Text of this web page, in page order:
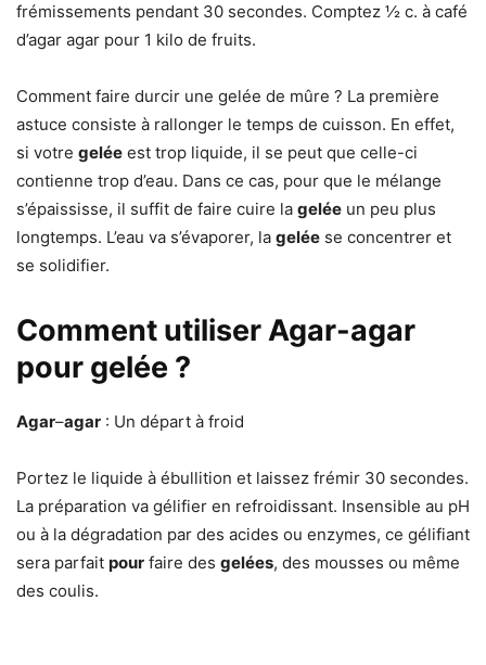
frémissements pendant 30 secondes. Comptez ½ c. à café
d’agar agar pour 1 kilo de fruits.
Comment faire durcir une gelée de mûre ? La première
astuce consiste à rallonger le temps de cuisson. En effet,
si votre gelée est trop liquide, il se peut que celle-ci
contienne trop d’eau. Dans ce cas, pour que le mélange
s’épaississe, il suffit de faire cuire la gelée un peu plus
longtemps. L’eau va s’évaporer, la gelée se concentrer et
se solidifier.
Comment utiliser Agar-agar
pour gelée ?
Agar–agar : Un départ à froid
Portez le liquide à ébullition et laissez frémir 30 secondes.
La préparation va gélifier en refroidissant. Insensible au pH
ou à la dégradation par des acides ou enzymes, ce gélifiant
sera parfait pour faire des gelées, des mousses ou même
des coulis.